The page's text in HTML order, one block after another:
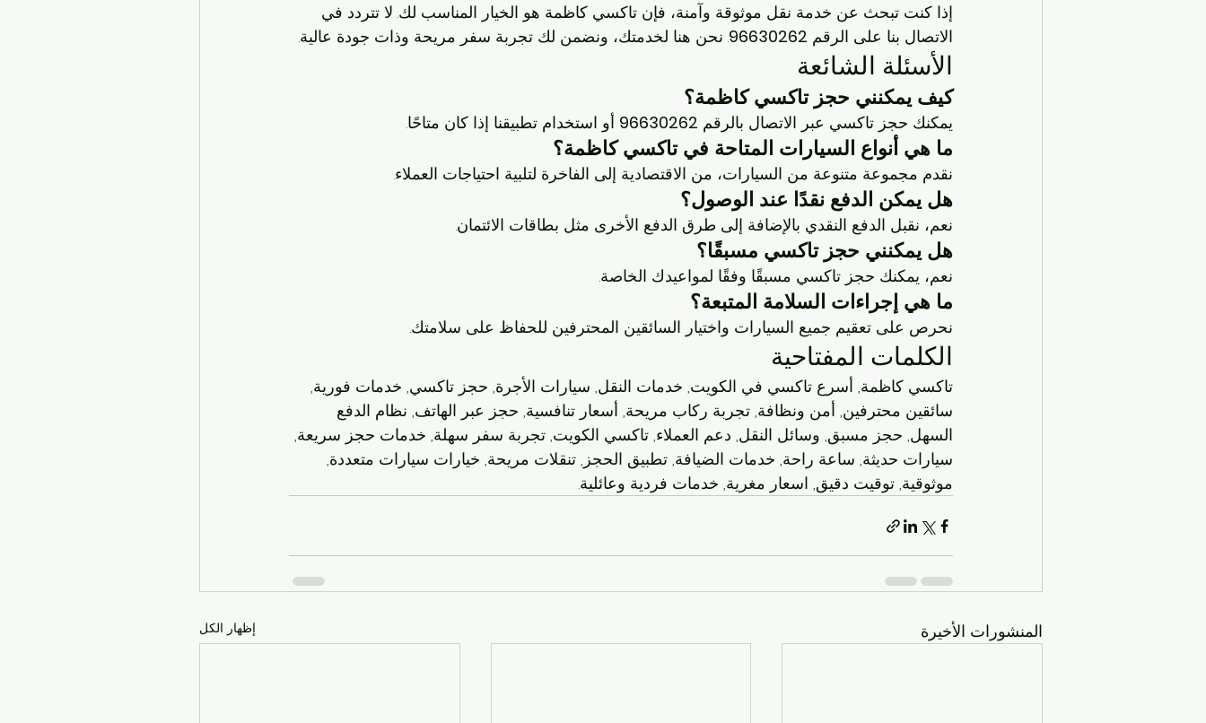
إذا كنت تبحث عن خدمة نقل موثوقة وآمنة، فإن تاكسي كاظمة هو الخيار المناسب لك. لا تتردد في
الاتصال بنا على الرقم 96630262. نحن هنا لخدمتك، ونضمن لك تجربة سفر مريحة وذات جودة عالية.
الأسئلة الشائعة
كيف يمكنني حجز تاكسي كاظمة؟
يمكنك حجز تاكسي عبر الاتصال بالرقم 96630262 أو استخدام تطبيقنا إذا كان متاحًا.
ما هي أنواع السيارات المتاحة في تاكسي كاظمة؟
نقدم مجموعة متنوعة من السيارات، من الاقتصادية إلى الفاخرة لتلبية احتياجات العملاء.
هل يمكن الدفع نقدًا عند الوصول؟
نعم، نقبل الدفع النقدي بالإضافة إلى طرق الدفع الأخرى مثل بطاقات الائتمان.
هل يمكنني حجز تاكسي مسبقًا؟
نعم، يمكنك حجز تاكسي مسبقًا وفقًا لمواعيدك الخاصة.
ما هي إجراءات السلامة المتبعة؟
نحرص على تعقيم جميع السيارات واختيار السائقين المحترفين للحفاظ على سلامتك.
الكلمات المفتاحية
تاكسي كاظمة, أسرع تاكسي في الكويت, خدمات النقل, سيارات الأجرة, حجز تاكسي, خدمات فورية,
سائقين محترفين, أمن ونظافة, تجربة ركاب مريحة, أسعار تنافسية, حجز عبر الهاتف, نظام الدفع
السهل, حجز مسبق, وسائل النقل, دعم العملاء, تاكسي الكويت, تجربة سفر سهلة, خدمات حجز سريعة,
سيارات حديثة, ساعة راحة, خدمات الضيافة, تطبيق الحجز, تنقلات مريحة, خيارات سيارات متعددة,
موثوقية, توقيت دقيق, اسعار مغرية, خدمات فردية وعائلية.
المنشورات الأخيرة إظهار الكل